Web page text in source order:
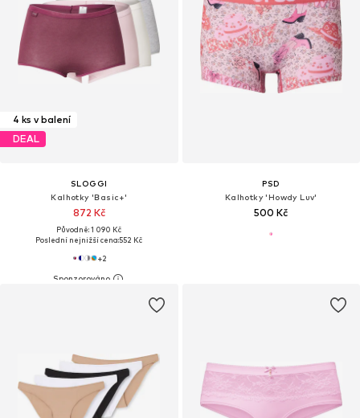
4 ks v balení
DEAL
SLOGGI
Kalhotky 'Basic+'
872 Kč
Původně: 1 090 Kč
Poslední nejnižší cena:552 Kč
+2
PSD
Kalhotky 'Howdy Luv'
500 Kč